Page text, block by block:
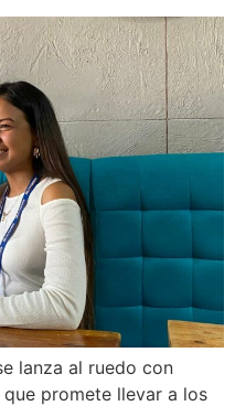
lanza al ruedo con
promete llevar a los